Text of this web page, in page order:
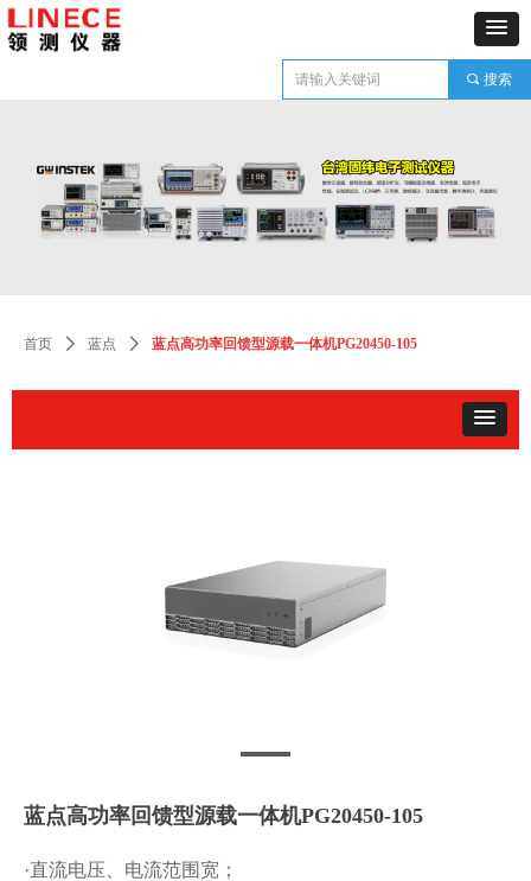
끠 搜索
首页 ꄲ 蓝点 ꄲ 蓝点高功率回馈型源载一体机PG20450-105
蓝点高功率回馈型源载一体机PG20450-105
·直流电压、电流范围宽；